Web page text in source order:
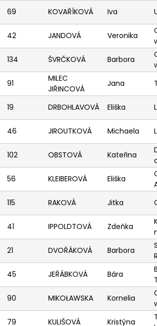
69 KOVAŘÍKOVÁ Iva
42 JANDOVÁ Veronika
134 ŠVRČKOVÁ Barbora
91
MILEC
JIŘINCOVÁ
Jana
19 DRBOHLAVOVÁ Eliška
46 JIROUTKOVÁ Michaela
102 OBSTOVÁ Kateřina
56 KLEIBEROVÁ Eliška
115 RAKOVÁ Jitka
41 IPPOLDTOVÁ Zdeňka
21 DVOŘÁKOVÁ Barbora
45 JEŘÁBKOVÁ Bára
90 MIKOŁAWSKA Kornelia
79 KULIŠOVÁ Kristýna